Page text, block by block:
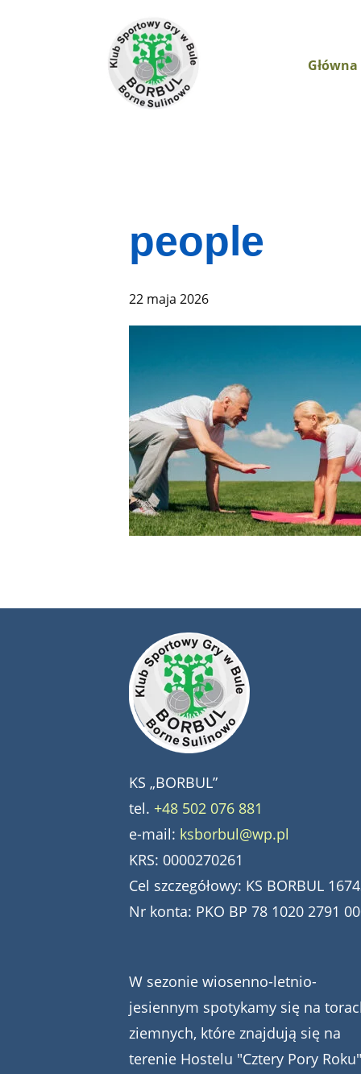
Główna
people
22 maja 2026
KS „BORBUL”
tel. +48 502 076 881
e-mail: ksborbul@wp.pl
KRS: 0000270261
Cel szczegółowy: KS BORBUL
Nr konta: PKO BP 78 1020 2791
W sezonie wiosenno-letnio-
jesiennym spotykamy się na
ziemnych, które znajdują się na
terenie Hostelu "Cztery Pory Roku"